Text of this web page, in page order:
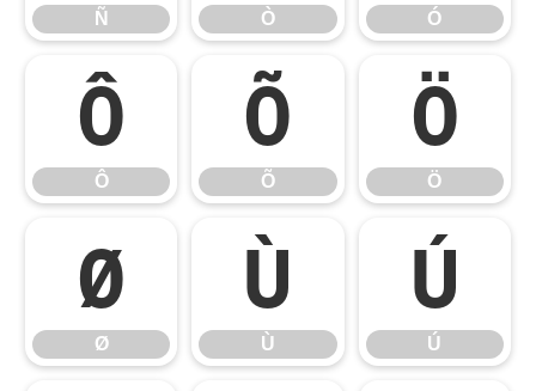
Ñ Ò Ó
Ô
Ô
Õ
Õ
Ö
Ö
Ø
Ø
Ù
Ù
Ú
Ú